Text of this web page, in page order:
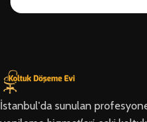
İstanbul'da sunulan